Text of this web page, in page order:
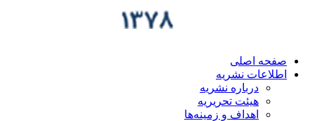
اصلی
نشریه
درباره نشریه
هیئت تحریریه
اهداف و زمینه‌ها